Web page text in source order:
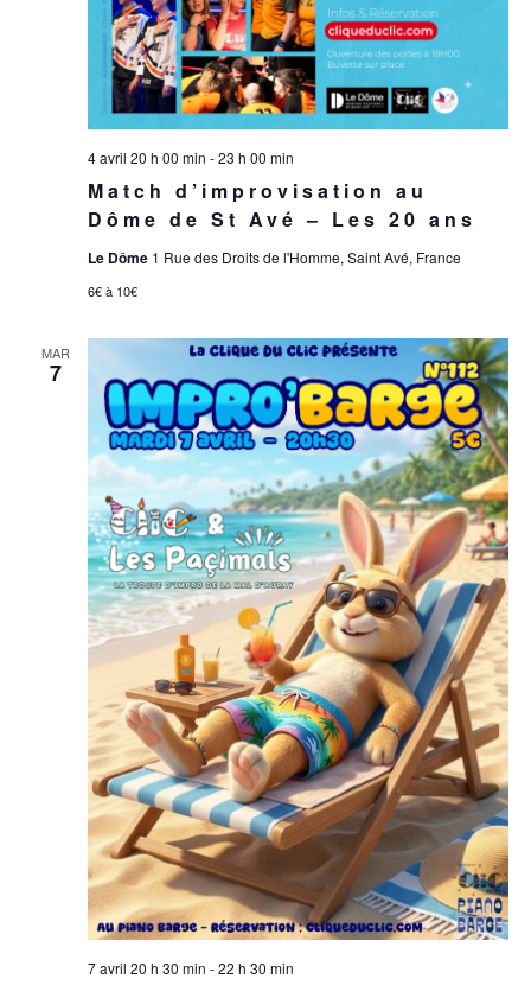
Match d’improvisation au
Dôme de St Avé – Les 20 ans
4 avril 20 h 00 min -23 h 00 min
Le Dôme 1 Rue des Droits de l'Homme, Saint Avé, France
6€ à 10€
MAR
7
7 avril 20 h 30 min -22 h 30 min